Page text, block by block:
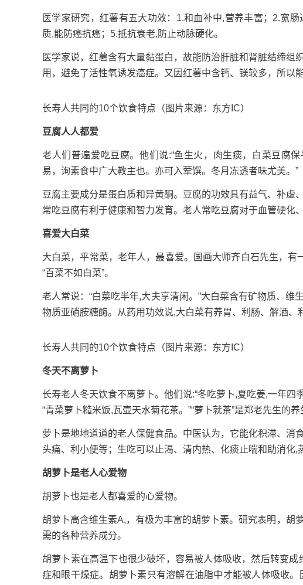
医学家研究，红薯有五大功效：1.和血补中,营养丰富；2.宽
质,能防癌抗癌；5.抵抗衰老,防止动脉硬化。
医学家说，红薯含有大量黏蛋白，故能防治肝脏和肾脏结缔组
用，避免了活性氧诱发癌症。又因红薯中含钙、镁较多，所以
长寿人共同的10个饮食特点（图片来源：东方IC）
豆腐人人都爱
老人们普遍爱吃豆腐。他们说:“鱼生火，肉生痰，白菜豆腐
易，询素食中广大教主也。亦可入荤馔。冬月冻透者味尤美。”
豆腐主要成分是蛋白质和异黄酮。豆腐的功效具有益气、补虚
常吃豆腐有利于健康和智力发育。老人常吃豆腐对于血管硬化
喜爱大白菜
大白菜，平常菜，老年人，最喜爱。国画大师齐白石先生，有
“百菜不如白菜”。
老人常说：“白菜吃半年,大夫享清闲。”大白菜含有矿物质、
物质亚硝胺糖酶。从药用功效说,大白菜有养胃、利肠、解酒、
长寿人共同的10个饮食特点（图片来源：东方IC）
冬天不离萝卜
长寿老人冬天饮食不离萝卜。他们说:“冬吃萝卜,夏吃姜,一年四
“青菜萝卜糙米饭,瓦壶天水菊花茶。”“萝卜就茶”是郑老先生的养
萝卜是地地道道的老人保健食品。中医认为，它能化积滞、消
头痛、利小便等；生吃可以止渴、清内热、化痰止喘和助消化,
胡萝卜是老人心爱物
胡萝卜也是老人都喜爱的心爱物。
胡萝卜高含维生素A,，有极为丰富的胡萝卜素。研究表明，胡
需的各种营养成分。
胡萝卜素在高温下也很少破坏，容易被人体吸收，然后转变
症和眼干燥症。胡萝卜素只有溶解在油脂中才能被人体吸收